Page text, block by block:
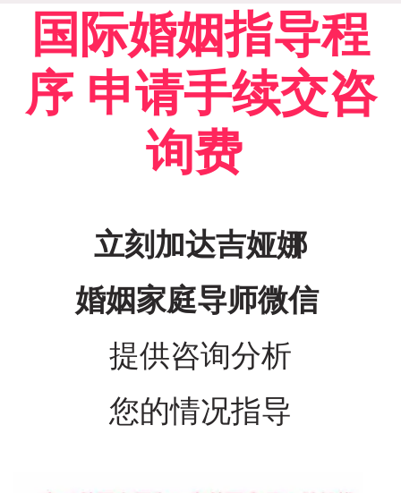
国际婚姻指导程
序 申请手续交咨
询费
立刻加达吉娅娜
婚姻家庭导师微信
提供咨询分析
您的情况指导